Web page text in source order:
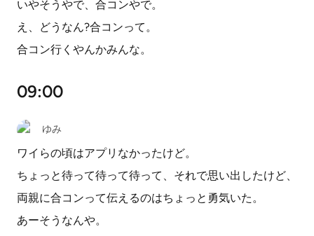
いやそうやで、合コンやで。
え、どうなん?合コンって。
合コン行くやんかみんな。
09:00
ゆみ
ワイらの頃はアプリなかったけど。
ちょっと待って待って待って、それで思い出したけど、
両親に合コンって伝えるのはちょっと勇気いた。
あーそうなんや。